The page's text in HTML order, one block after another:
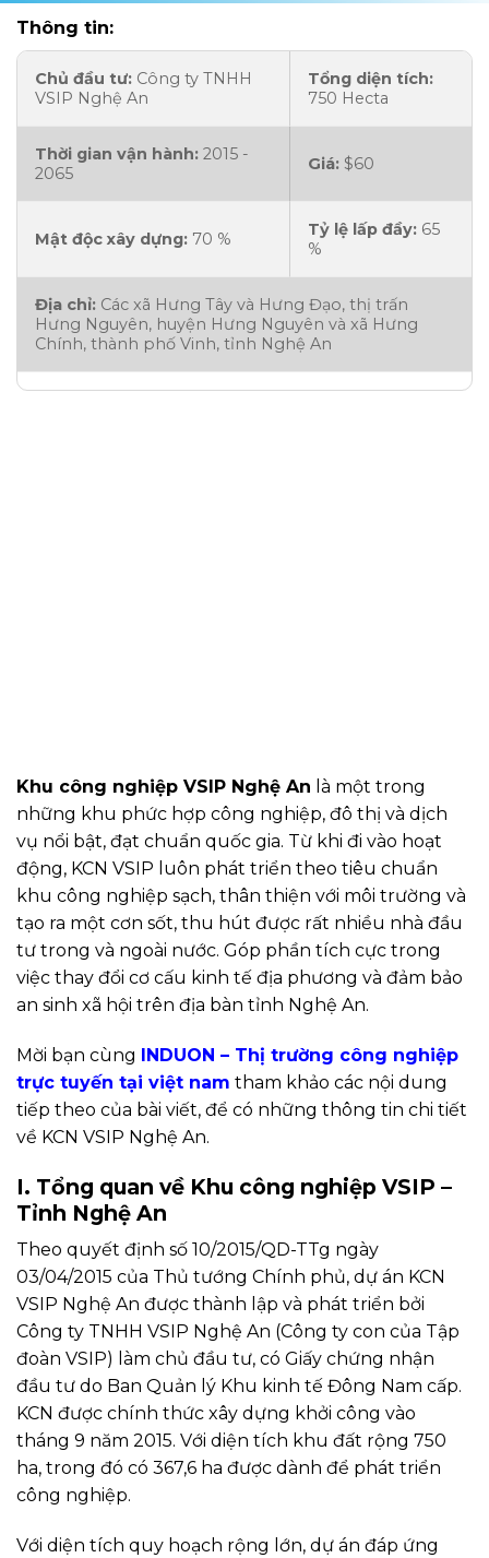
Thông tin:
Chủ đầu tư: Công ty TNHH
VSIP Nghệ An
Tổng diện tích:
750 Hecta
Thời gian vận hành: 2015 -
2065
Giá: $60
Mật độc xây dựng: 70 % Tỷ lệ lấp đầy: 65
%
Địa chỉ: Các xã Hưng Tây và Hưng Đạo, thị trấn
Hưng Nguyên, huyện Hưng Nguyên và xã Hưng
Chính, thành phố Vinh, tỉnh Nghệ An
Khu công nghiệp VSIP Nghệ An là một trong
những khu phức hợp công nghiệp, đô thị và dịch
vụ nổi bật, đạt chuẩn quốc gia. Từ khi đi vào hoạt
động, KCN VSIP luôn phát triển theo tiêu chuẩn
khu công nghiệp sạch, thân thiện với môi trường và
tạo ra một cơn sốt, thu hút được rất nhiều nhà đầu
tư trong và ngoài nước. Góp phần tích cực trong
việc thay đổi cơ cấu kinh tế địa phương và đảm bảo
an sinh xã hội trên địa bàn tỉnh Nghệ An.
Mời bạn cùng INDUON – Thị trường công nghiệp
trực tuyến tại việt nam tham khảo các nội dung
tiếp theo của bài viết, để có những thông tin chi tiết
về KCN VSIP Nghệ An.
I. Tổng quan về Khu công nghiệp VSIP –
Tỉnh Nghệ An
Theo quyết định số 10/2015/QD-TTg ngày
03/04/2015 của Thủ tướng Chính phủ, dự án KCN
VSIP Nghệ An được thành lập và phát triển bởi
Công ty TNHH VSIP Nghệ An (Công ty con của Tập
đoàn VSIP) làm chủ đầu tư, có Giấy chứng nhận
đầu tư do Ban Quản lý Khu kinh tế Đông Nam cấp.
KCN được chính thức xây dựng khởi công vào
tháng 9 năm 2015. Với diện tích khu đất rộng 750
ha, trong đó có 367,6 ha được dành để phát triển
công nghiệp.
Với diện tích quy hoạch rộng lớn, dự án đáp ứng